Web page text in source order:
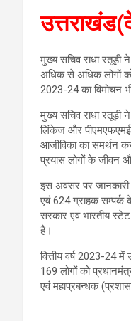
मुख्य सचिव राधा रतूड़ी
अधिक से अधिक लोगों को
2023-24 का विमोचन
मुख्य सचिव राधा रतूड़ी
लिंकेज और पीएमएफएमई
आजीविका का समर्थन
प्रयास लोगों के जीवन
इस अवसर पर जानकारी
एवं 624 ग्राहक सम्पर्क
सरकार एवं भारतीय
है।
वित्तीय वर्ष 2023-24
169 लोगों को
एवं महाप्रबन्धक